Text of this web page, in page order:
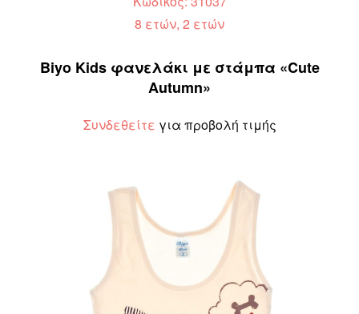
8 ετών, 2 ετών
Biyo Kids φανελάκι με στάμπα «Cute
Autumn»
Συνδεθείτε για προβολή τιμής